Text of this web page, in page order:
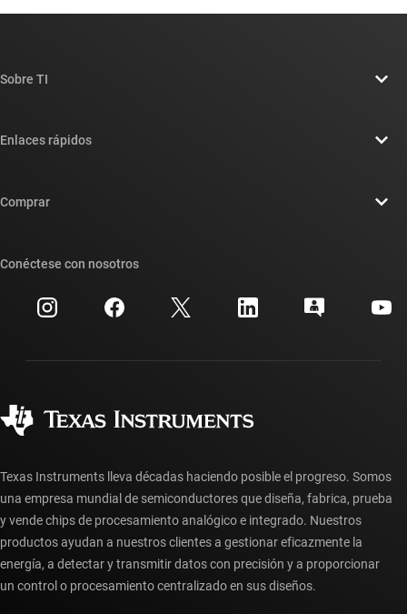
Sobre TI
Sala de redacción
Relaciones con los inversionistas
Fabricación
Enlaces rápidos
Búsqueda de referencias cruzadas
Centro de atención al cliente
Preguntas frecuentes sobre la cuenta myTI
Comprar
Preguntas frecuentes sobre pedidos
Conéctese con nosotros
Texas Instruments lleva décadas haciendo posible el progreso. Somos
una empresa mundial de semiconductores que diseña, fabrica, prueba
y vende chips de procesamiento analógico e integrado. Nuestros
productos ayudan a nuestros clientes a gestionar eficazmente la
energía, a detectar y transmitir datos con precisión y a proporcionar
un control o procesamiento centralizado en sus diseños.